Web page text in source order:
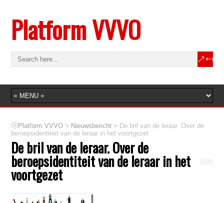
Platform VVVO
Platform VVVO > Nieuwsbericht > De bril van de leraar. Over de
beroepsidentiteit van de leraar in het voortgezet
De bril van de leraar. Over de
beroepsidentiteit van de leraar in het
voortgezet